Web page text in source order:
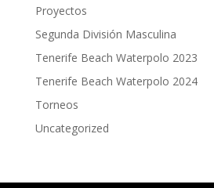
Proyectos
Segunda División Masculina
Tenerife Beach Waterpolo 2023
Tenerife Beach Waterpolo 2024
Torneos
Uncategorized